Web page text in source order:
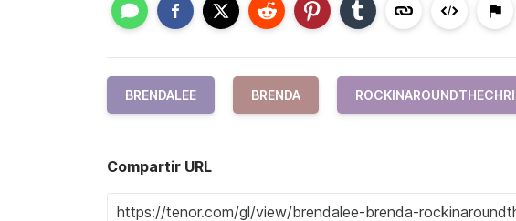
BRENDALEE BRENDA
Compartir URL